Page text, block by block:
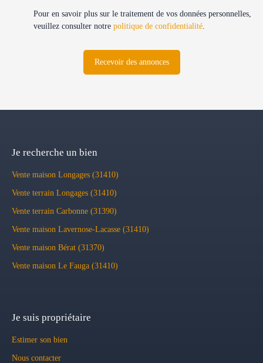
Pour en savoir plus sur le traitement de vos données personnelles,
veuillez consulter notre politique de confidentialité
Recevoir des annonces
Je recherche un bien
Vente maison Longages (31410)
Vente terrain Longages (31410)
Vente terrain Carbonne (31390)
Vente maison Lavernose-Lacasse (31410)
Vente maison Bérat (31370)
Vente maison Le Fauga (31410)
Je suis propriétaire
Estimer son bien
Nous contacter